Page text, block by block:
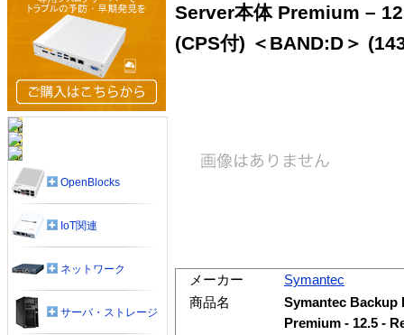
Server本体 Premium –
(CPS付) ＜BAND:D＞
メーカー
Symantec
商品名
Symantec Backup
Premium - 12.5 -
OpenBlocks
IoT関連
ネットワーク
サーバ・ストレージ